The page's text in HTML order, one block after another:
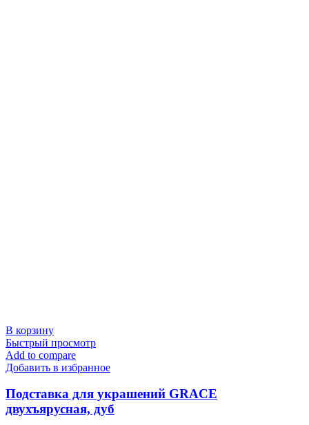
В корзину
Быстрый просмотр
Add to compare
Добавить в избранное
Подставка для украшений GRACE
двухъярусная, дуб